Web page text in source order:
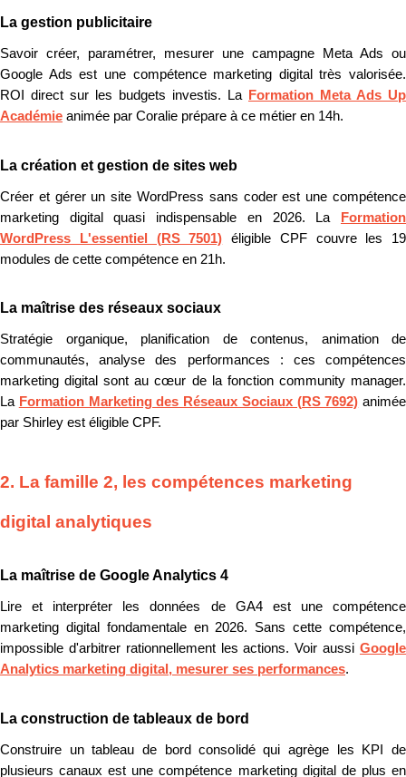
La gestion publicitaire
Savoir créer, paramétrer, mesurer une campagne Meta Ads ou
Google Ads est une compétence marketing digital très valorisée.
ROI direct sur les budgets investis. La
Formation Meta Ads Up
Académie animée par Coralie prépare à ce métier en 14h.
La création et gestion de sites web
Créer et gérer un site WordPress sans coder est une compétence
marketing digital quasi indispensable en 2026. La Formation
WordPress L'essentiel (RS 7501) éligible CPF couvre les 19
modules de cette compétence en 21h.
La maîtrise des réseaux sociaux
Stratégie organique, planification de contenus, animation de
communautés, analyse des performances : ces compétences
marketing digital sont au cœur de la fonction community manager.
La Formation Marketing des Réseaux Sociaux (RS 7692) animée
par Shirley est éligible CPF.
2. La famille 2, les compétences marketing
digital analytiques
La maîtrise de Google Analytics 4
Lire et interpréter les données de GA4 est une compétence
marketing digital fondamentale en 2026. Sans cette compétence,
impossible d'arbitrer rationnellement les actions. Voir aussi Google
Analytics marketing digital, mesurer ses performances.
La construction de tableaux de bord
Construire un tableau de bord consolidé qui agrège les KPI de
plusieurs canaux est une compétence marketing digital de plus en